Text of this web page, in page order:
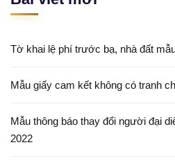
Tờ khai lệ phí trước bạ, nhà đất
Mẫu giấy cam kết không có tranh
Mẫu thông báo thay đổi người đại
2022